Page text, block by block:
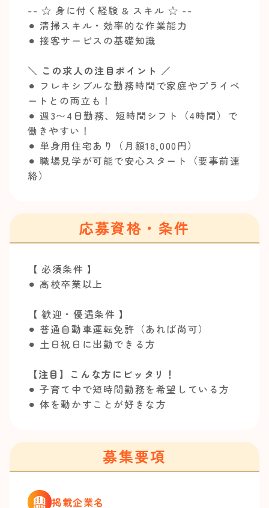
-- ☆ 身に付く経験 & スキル ☆ --
⚫︎ 清掃スキル・効率的な作業能力
⚫︎ 接客サービスの基礎知識
＼ この求人の注目ポイント ／
⚫︎ フレキシブルな勤務時間で家庭やプライベ
ートとの両立も！
⚫︎ 週3〜4日勤務、短時間シフト（4時間）で
働きやすい！
⚫︎ 単身用住宅あり（月額18,000円）
⚫︎ 職場見学が可能で安心スタート（要事前連
絡）
応募資格・条件
【 必須条件 】
⚫︎ 高校卒業以上
【 歓迎・優遇条件 】
⚫︎ 普通自動車運転免許（あれば尚可）
⚫︎ 土日祝日に出勤できる方
【注目】こんな方にピッタリ！
⚫︎ 子育て中で短時間勤務を希望している方
⚫︎ 体を動かすことが好きな方
募集要項
掲載企業名